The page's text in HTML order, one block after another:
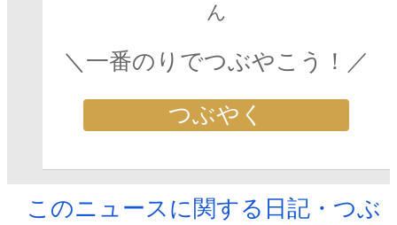
ん
＼一番のりでつぶやこう！／
つぶやく
このニュースに関する日記・つぶ